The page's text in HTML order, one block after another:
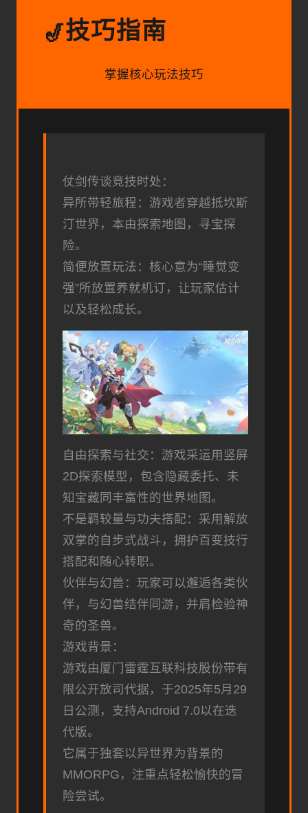
🎷技巧指南
掌握核心玩法技巧
仗剑传谈竞技时处：
异所带轻旅程：游戏者穿越抵坎斯
汀世界，本由探索地图，寻宝探
险。
简便放置玩法：核心意为“睡觉变
强”所放置养就机订，让玩家估计
以及轻松成长。
自由探索与社交：游戏采运用竖屏
2D探索模型，包含隐藏委托、未
知宝藏同丰富性的世界地图。
不是羁较量与功夫搭配：采用解放
双掌的自步式战斗，拥护百变技行
搭配和随心转职。
伙伴与幻兽：玩家可以邂逅各类伙
伴，与幻兽结伴同游，并肩检验神
奇的圣兽。
游戏背景：
游戏由厦门雷霆互联科技股份带有
限公开放司代据，于2025年5月29
日公测，支持Android 7.0以在迭
代版。
它属于独套以异世界为背景的
MMORPG，注重点轻松愉快的冒
险尝试。